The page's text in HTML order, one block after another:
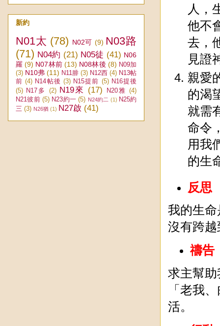
人，
他不
去，
見證
親愛
的渴
就需
命令
用我
的生
反思
我的生
沒有跨
禱告
求主幫
「老我
活。
新約
N01太 (78) N02可 (9) N03路
(71) N04約 (21) N05徒 (41) N06
羅 (9) N07林前 (13) N08林後 (8) N09加
(3) N10弗 (11) N11腓 (3) N12西 (4) N13帖
前 (4) N14帖後 (3) N15提前 (5) N16提後
(5) N17多 (2) N19來 (17) N20雅 (4)
N21彼前 (5) N23約一 (5) N24約二 (1) N25約
三 (3) N26猶 (1) N27啟 (41)